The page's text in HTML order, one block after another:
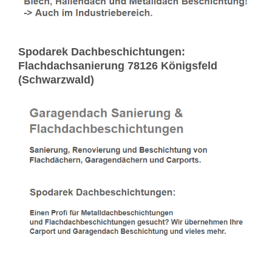
Spodarek Dachbeschichtungen:
Flachdachsanierung 78126 Königsfeld
(Schwarzwald)